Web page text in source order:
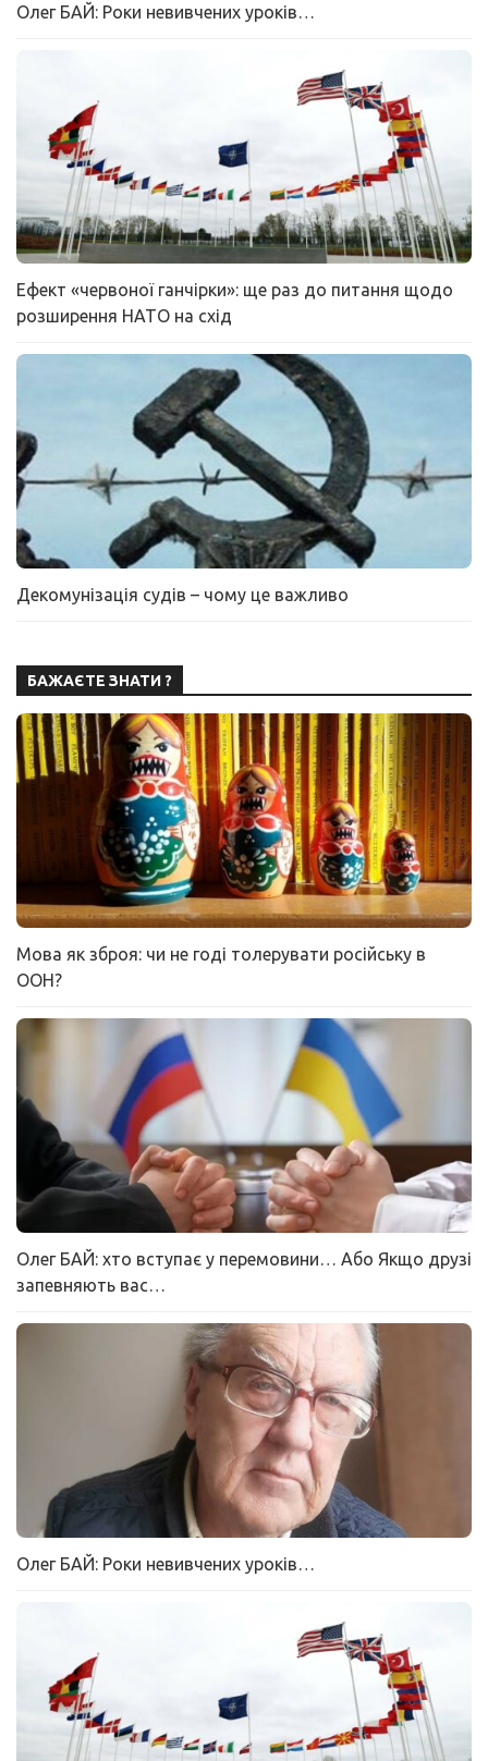
Олег БАЙ: Роки невивчених уроків…
Ефект «червоної ганчірки»: ще раз до питання щодо
розширення НАТО на схід
Декомунізація судів – чому це важливо
БАЖАЄТЕ ЗНАТИ ?
Мова як зброя: чи не годі толерувати російську в
ООН?
Олег БАЙ: хто вступає у перемовини… Або Якщо друзі
запевняють вас…
Олег БАЙ: Роки невивчених уроків…